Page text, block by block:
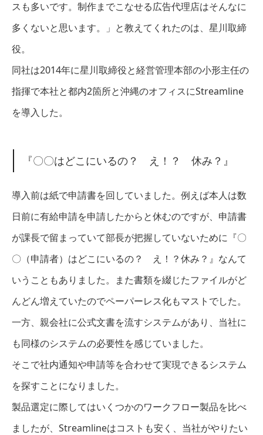
スも多いです。制作までこなせる広告代理店はそんなに
多くないと思います。」と教えてくれたのは、星川取締
役。
同社は2014年に星川取締役と経営管理本部の小形主任の
指揮で本社と都内2箇所と沖縄のオフィスにStreamline
を導入した。
『〇〇はどこにいるの？ え！？ 休み？』
導入前は紙で申請書を回していました。例えば本人は数
日前に有給申請を申請したからと休むのですが、申請書
が課長で留まっていて部長が把握していないために『〇
〇（申請者）はどこにいるの？ え！？休み？』なんて
いうこともありました。また書類を綴じたファイルがど
んどん増えていたのでペーパーレス化もマストでした。
一方、親会社に公式文書を流すシステムがあり、当社に
も同様のシステムの必要性を感じていました。
そこで社内通知や申請等を合わせて実現できるシステム
を探すことになりました。
製品選定に際してはいくつかのワークフロー製品を比べ
ましたが、Streamlineはコストも安く、当社がやりたい